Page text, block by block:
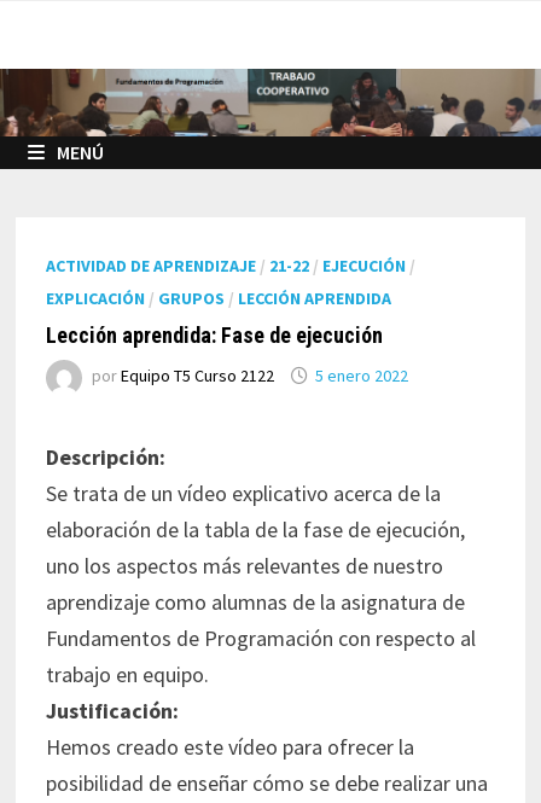
contenido
MENÚ
ACTIVIDAD DE APRENDIZAJE / 21-22 / EJECUCIÓN /
EXPLICACIÓN / GRUPOS / LECCIÓN APRENDIDA
Lección aprendida: Fase de ejecución
porEquipo T5 Curso 2122 5 enero 2022
Descripción:
Se trata de un vídeo explicativo acerca de la
elaboración de la tabla de la fase de ejecución,
uno los aspectos más relevantes de nuestro
aprendizaje como alumnas de la asignatura de
Fundamentos de Programación con respecto al
trabajo en equipo.
Justificación:
Hemos creado este vídeo para ofrecer la
posibilidad de enseñar cómo se debe realizar una